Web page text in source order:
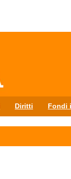
Diritti Fondi